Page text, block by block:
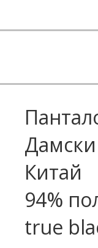
Дамски
Китай
94%
true